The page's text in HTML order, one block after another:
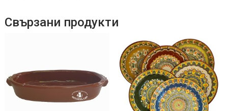
Свързани продукти